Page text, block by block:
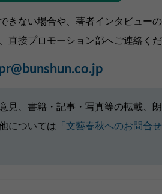
きない場合や、著者インタビュー
直接プロモーション部へご連絡くだ
見、書籍・記事・写真等の転載、
については 「文藝春秋へのお問合せ